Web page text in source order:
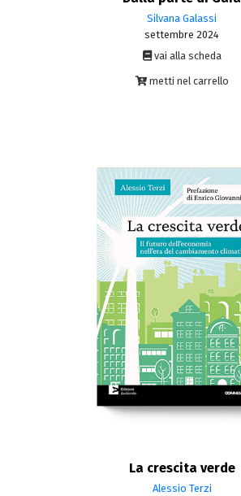
Silvana Galassi
settembre 2024
vai alla scheda
metti nel carrello
La crescita verde
Alessio Terzi